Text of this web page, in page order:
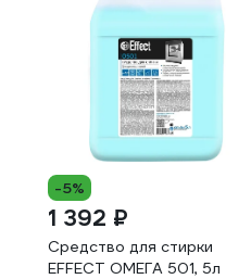
-5%
1 392 ₽
Средство для стирки
EFFECT ОМЕГА 501, 5л